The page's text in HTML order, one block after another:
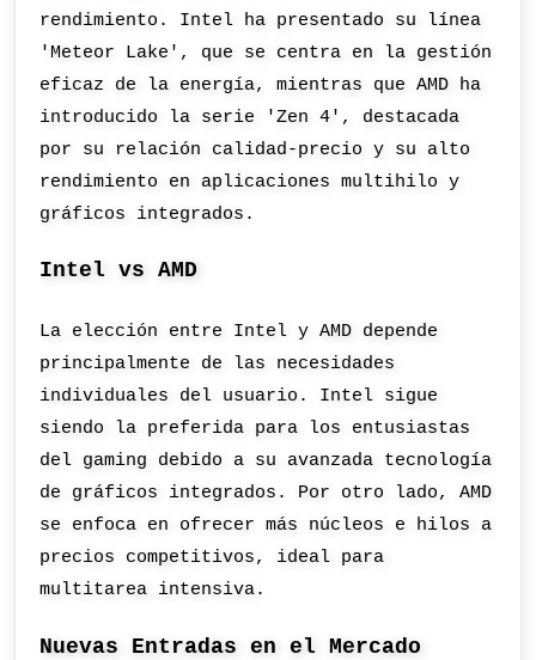
rendimiento. Intel ha presentado su línea
'Meteor Lake', que se centra en la gestión
eficaz de la energía, mientras que AMD ha
introducido la serie 'Zen 4', destacada
por su relación calidad-precio y su alto
rendimiento en aplicaciones multihilo y
gráficos integrados.
Intel vs AMD
La elección entre Intel y AMD depende
principalmente de las necesidades
individuales del usuario. Intel sigue
siendo la preferida para los entusiastas
del gaming debido a su avanzada tecnología
de gráficos integrados. Por otro lado, AMD
se enfoca en ofrecer más núcleos e hilos a
precios competitivos, ideal para
multitarea intensiva.
Nuevas Entradas en el Mercado